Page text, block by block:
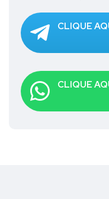
CLIQUE
CLIQUE